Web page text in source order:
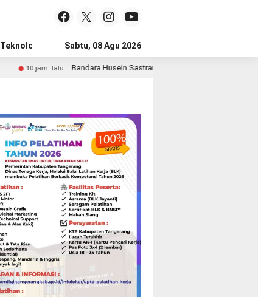
Teknologi Advertorial Tips
Sabtu, 08 Agu 2026
Bandara Husein Sastranegara Kembali Layani Pesawat Jet Mulai 14